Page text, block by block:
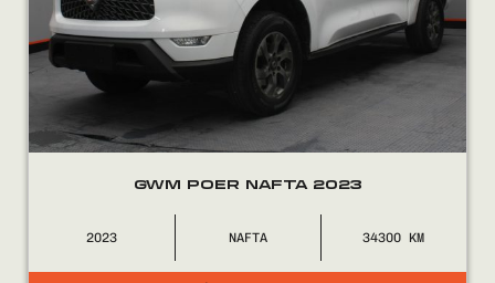
FINANCIÁ
NOSOTROS
CONTACTO
GWM POER NAFTA 2023
2023 NAFTA 34300